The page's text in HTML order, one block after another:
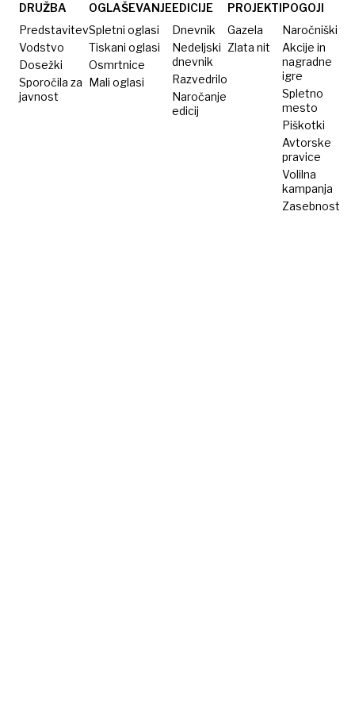
spita
DRUŽBA
Predstavitev
Vodstvo
Dosežki
Sporočila za
javnost
OGLAŠEVANJE
Spletni oglasi
Tiskani oglasi
Osmrtnice
Mali oglasi
EDICIJE
Dnevnik
Nedeljski
dnevnik
Razvedrilo
Naročanje
edicij
PROJEKTI
Gazela
Zlata nit
POGOJI
Naročniški
Akcije in
nagradne
igre
Spletno
mesto
Piškotki
Avtorske
pravice
Volilna
kampanja
Zasebnost